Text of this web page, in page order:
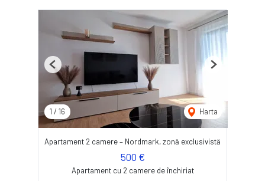
1 / 16 Harta
Previous Next
Apartament 2 camere – Nordmark, zonă exclusivistă
500 €
Apartament cu 2 camere de închiriat